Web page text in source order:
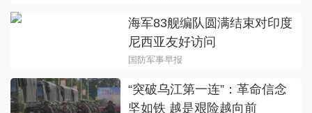
海军83舰编队圆满结束对印度
尼西亚友好访问
国防军事早报
“突破乌江第一连”：革命信念
坚如铁 越是艰险越向前